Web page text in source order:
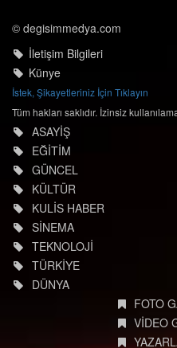
© degisimmedya.com
İletişim Bilgileri
Künye
İstek, Şikayetleriniz İçin Tıklayın
Tüm hakları saklıdır. İzinsiz
ASAYİŞ
EĞİTİM
GÜNCEL
KÜLTÜR
KULİS HABER
SİNEMA
TEKNOLOJİ
TÜRKİYE
DÜNYA
FOTO
VİDEO